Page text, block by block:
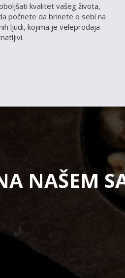
kvalitet vašeg života,
počnete da brinete o sebi na
ljudi, kojima je veleprodaja
NAŠEM